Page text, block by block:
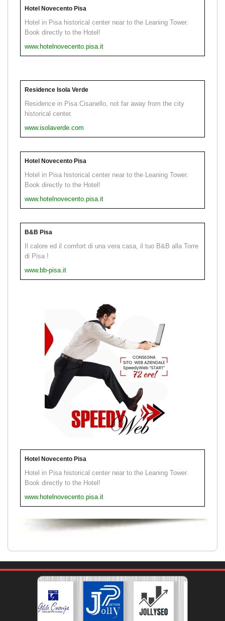
Hotel Novecento Pisa
Hotel in Pisa historical center near to the Leaning Tower.
Book directly to the Hotel!
www.hotelnovecento.pisa.it
Residence Isola Verde
Residence in Pisa Cisanello, not far away from the city
historical center.
www.isolaverde.com
Hotel Novecento Pisa
Hotel in Pisa historical center near to the Leaning Tower.
Book directly to the Hotel!
www.hotelnovecento.pisa.it
B&B Pisa
Il calore ed il comfort di una vera casa, il tuo B&B alla Torre
di Pisa !
www.bb-pisa.it
Hotel Novecento Pisa
Hotel in Pisa historical center near to the Leaning Tower.
Book directly to the Hotel!
www.hotelnovecento.pisa.it